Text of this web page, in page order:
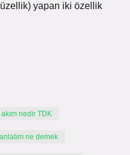
yapan iki özellik
nedir TDK
ne demek